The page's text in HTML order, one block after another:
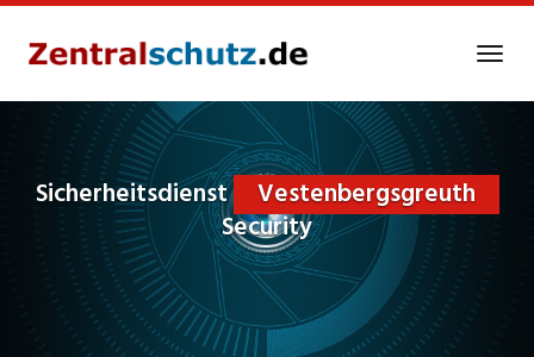
content
Sicherheitsdienst
Vestenbergsgreuth
Security